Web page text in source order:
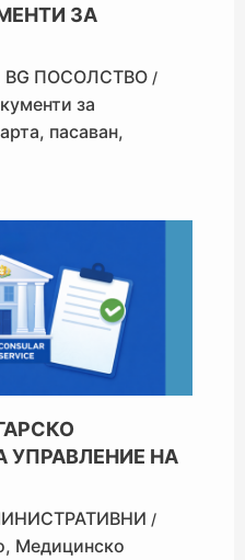
ЗА
BG ПОСОЛСТВО /
за
, пасаван,
УПРАВЛЕНИЕ НА
/
, Медицинско